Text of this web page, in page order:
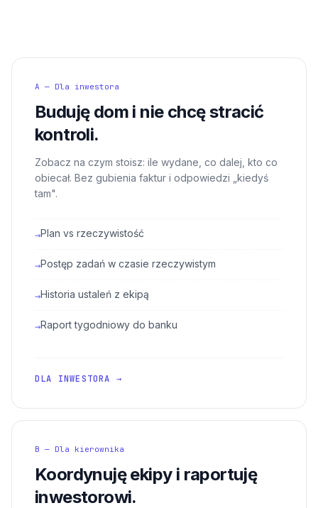
A — Dla inwestora
Buduję dom i nie chcę stracić
kontroli.
Zobacz na czym stoisz: ile wydane, co dalej, kto co
obiecał. Bez gubienia faktur i odpowiedzi „kiedyś
tam".
→Plan vs rzeczywistość
→Postęp zadań w czasie rzeczywistym
→Historia ustaleń z ekipą
→Raport tygodniowy do banku
DLA INWESTORA →
B — Dla kierownika
Koordynuję ekipy i raportuję
inwestorowi.